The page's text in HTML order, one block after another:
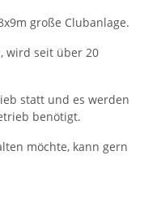
große Clubanlage.
wird seit über 20
statt und es werden
benötigt.
möchte, kann gern